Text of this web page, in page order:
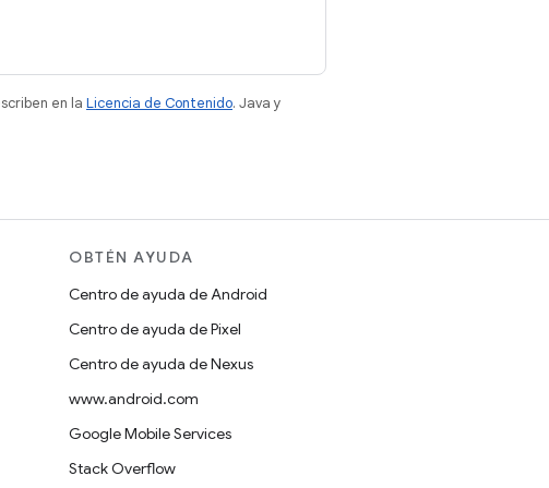
en la Licencia de Contenido. Java y
OBTÉN AYUDA
Centro de ayuda de Android
Centro de ayuda de Pixel
Centro de ayuda de Nexus
www.android.com
Google Mobile Services
Stack Overflow